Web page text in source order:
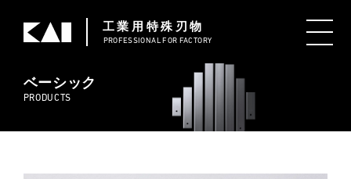
PROFESSIONAL FOR FACTORY
工業用特殊刃物
ベーシック
PRODUCTS